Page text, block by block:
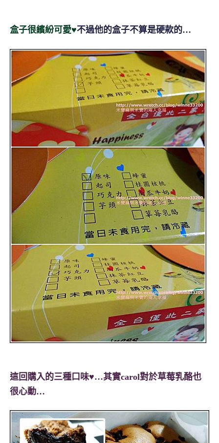
盒子很繽紛可愛♥不過他的盒子不算是硬款的…
這回購入的三種口味♥…其實carol對於草莓乳酪也
很心動…